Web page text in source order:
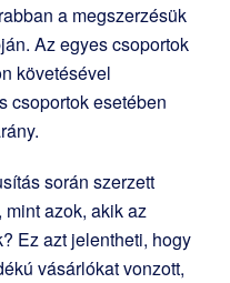
a megszerzésük
Az egyes csoportok
követésével
csoportok esetében
során szerzett
azok, akik az
Ez azt jelentheti, hogy
vásárlókat vonzott,